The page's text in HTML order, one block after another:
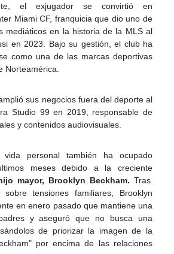
el exjugador se convirtió en
Miami CF, franquicia que dio uno de
mediáticos en la historia de la MLS al
en 2023. Bajo su gestión, el club ha
como una de las marcas deportivas
Norteamérica.
sus negocios fuera del deporte al
Studio 99 en 2019, responsable de
y contenidos audiovisuales.
personal también ha ocupado
meses debido a la creciente
mayor, Brooklyn Beckham. Tras
tensiones familiares, Brooklyn
en enero pasado que mantiene una
y aseguró que no busca una
de priorizar la imagen de la
por encima de las relaciones